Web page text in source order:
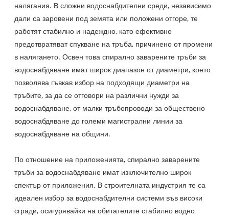
налягания. В сложни водоснабдителни среди, независимо
дали са заровени под земята или положени отгоре, те
работят стабилно и надеждно, като ефективно
предотвратяват спукване на тръба, причинено от промени
в налягането. Освен това спирално заварените тръби за
водоснабдяване имат широк диапазон от диаметри, което
позволява гъвкав избор на подходящи диаметри на
тръбите, за да се отговори на различни нужди за
водоснабдяване, от малки тръбопроводи за обществено
водоснабдяване до големи магистрални линии за
водоснабдяване на общини.
По отношение на приложенията, спирално заварените
тръби за водоснабдяване имат изключително широк
спектър от приложения. В строителната индустрия те са
идеален избор за водоснабдителни системи във високи
сгради, осигурявайки на обитателите стабилно водно